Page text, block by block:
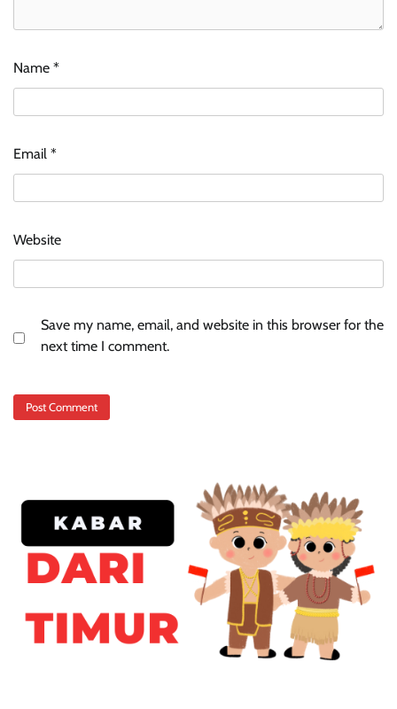
Name *
Email *
Website
Save my name, email, and website in this browser for the
next time I comment.